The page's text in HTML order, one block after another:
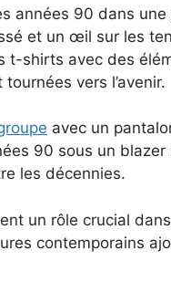
années 90 dans
et un œil sur les
t-shirts avec des
vers l’avenir.
avec un
90 sous un
les décennies.
un rôle crucial
contemporains